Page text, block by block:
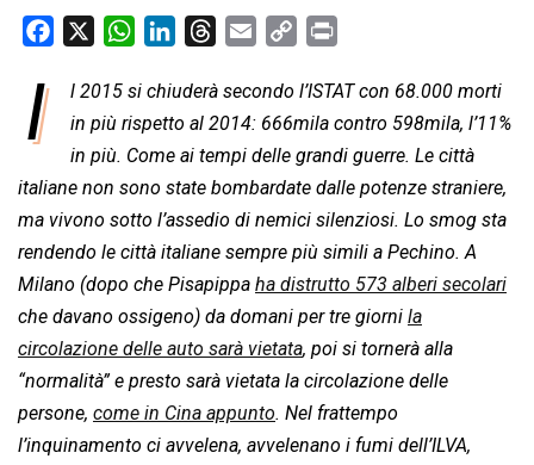
o
o
k
W
a
t
s
A
p
p
n
k
e
d
I
n
r
e
a
d
s
a
l
p
y
L
i
n
k
i
n
t
I
l 2015 si chiuderà secondo l’ISTAT con 68.000 morti
in più rispetto al 2014: 666mila contro 598mila, l’11%
in più. Come ai tempi delle grandi guerre. Le città
italiane non sono state bombardate dalle potenze straniere,
ma vivono sotto l’assedio di nemici silenziosi. Lo smog sta
rendendo le città italiane sempre più simili a Pechino. A
Milano (dopo che Pisapippa ha distrutto 573 alberi secolari
che davano ossigeno) da domani per tre giorni la
circolazione delle auto sarà vietata, poi si tornerà alla
“normalità” e presto sarà vietata la circolazione delle
persone, come in Cina appunto. Nel frattempo
l’inquinamento ci avvelena, avvelenano i fumi dell’ILVA,